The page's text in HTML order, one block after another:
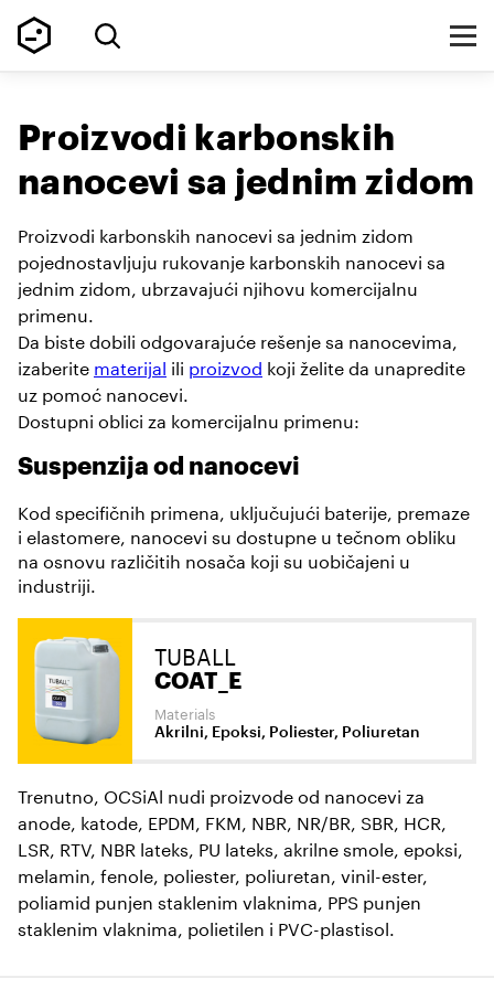
Proizvodi karbonskih
nanocevi sa jednim zidom
Proizvodi karbonskih nanocevi sa jednim zidom
pojednostavljuju rukovanje karbonskih nanocevi sa
jednim zidom, ubrzavajući njihovu komercijalnu
primenu.
Da biste dobili odgovarajuće rešenje sa nanocevima,
izaberite materijal ili proizvod koji želite da unapredite
uz pomoć nanocevi.
Dostupni oblici za komercijalnu primenu:
Suspenzija od nanocevi
Kod specifičnih primena, uključujući baterije, premaze
i elastomere, nanocevi su dostupne u tečnom obliku
na osnovu različitih nosača koji su uobičajeni u
industriji.
TUBALL
COAT_E
Materials
Akrilni, Epoksi, Poliester, Poliuretan
Trenutno, OCSiAl nudi proizvode od nanocevi za
anode, katode, EPDM, FKM, NBR, NR/BR, SBR, HCR,
LSR, RTV, NBR lateks, PU lateks, akrilne smole, epoksi,
melamin, fenole, poliester, poliuretan, vinil-ester,
poliamid punjen staklenim vlaknima, PPS punjen
staklenim vlaknima, polietilen i PVC-plastisol.